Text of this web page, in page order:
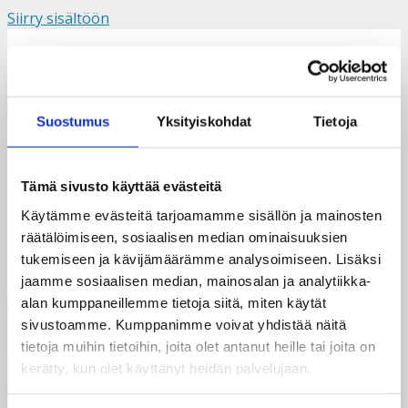
Suostumus Yksityiskohdat Tietoja
Tämä sivusto käyttää evästeitä
Käytämme evästeitä tarjoamamme sisällön ja mainosten
räätälöimiseen, sosiaalisen median ominaisuuksien
tukemiseen ja kävijämäärämme analysoimiseen. Lisäksi
jaamme sosiaalisen median, mainosalan ja analytiikka-
alan kumppaneillemme tietoja siitä, miten käytät
sivustoamme. Kumppanimme voivat yhdistää näitä
tietoja muihin tietoihin, joita olet antanut heille tai joita on
kerätty, kun olet käyttänyt heidän palvelujaan.
Siirry sisältöön
Valikko
Barefeet Mwenya